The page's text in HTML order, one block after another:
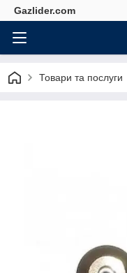
Gazlider.com
Товари та послуги